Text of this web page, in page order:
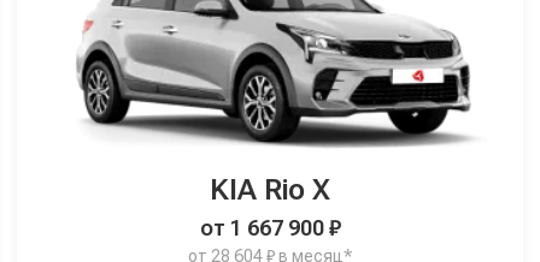
KIA Rio X
от 1 667 900 ₽
от 28 604 ₽ в месяц*